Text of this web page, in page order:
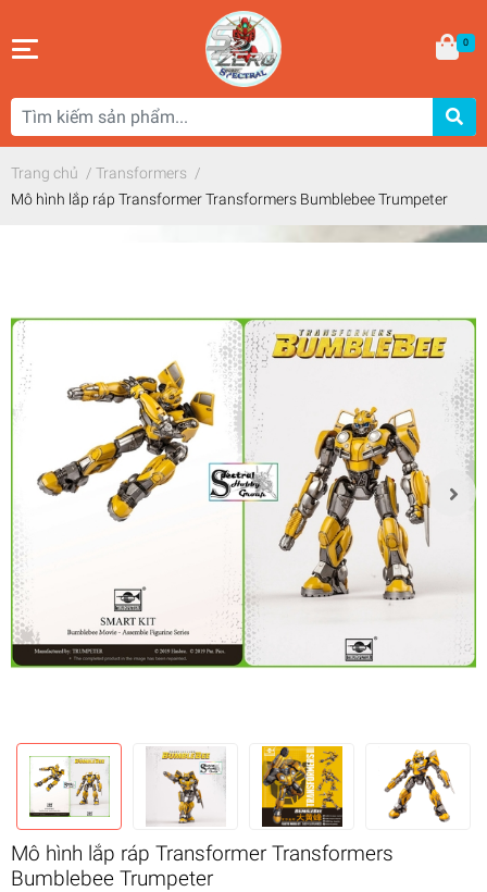
0
Trang chủ / Transformers /
Mô hình lắp ráp Transformer Transformers Bumblebee Trumpeter
Mô hình lắp ráp Transformer Transformers
Bumblebee Trumpeter